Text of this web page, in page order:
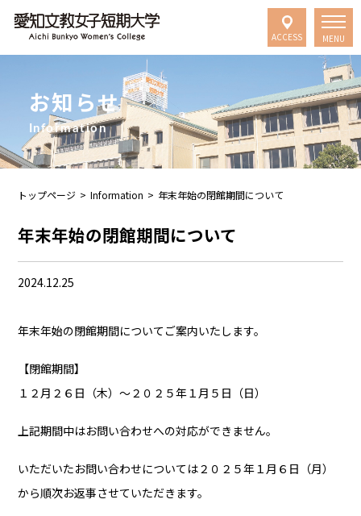
ACCESS
お知らせ
Information
MENU
トップページ > Information > 年末年始の閉館期間について
年末年始の閉館期間について
2024.12.25
年末年始の閉館期間についてご案内いたします。
【閉館期間】
１２月２６日（木）～２０２５年１月５日（日）
上記期間中はお問い合わせへの対応ができません。
いただいたお問い合わせについては２０２５年１月６日（月）
から順次お返事させていただきます。